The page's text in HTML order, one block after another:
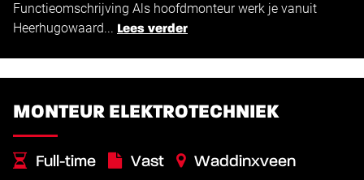
Functieomschrijving Als hoofdmonteur werk je vanuit
Heerhugowaard... Lees verder
MONTEUR ELEKTROTECHNIEK
Full-time Vast
Waddinxveen